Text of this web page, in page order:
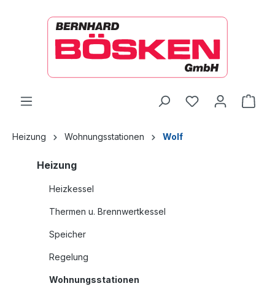
Heizung Wohnungsstationen Wolf
Heizung
Heizkessel
Thermen u. Brennwertkessel
Speicher
Regelung
Wohnungsstationen